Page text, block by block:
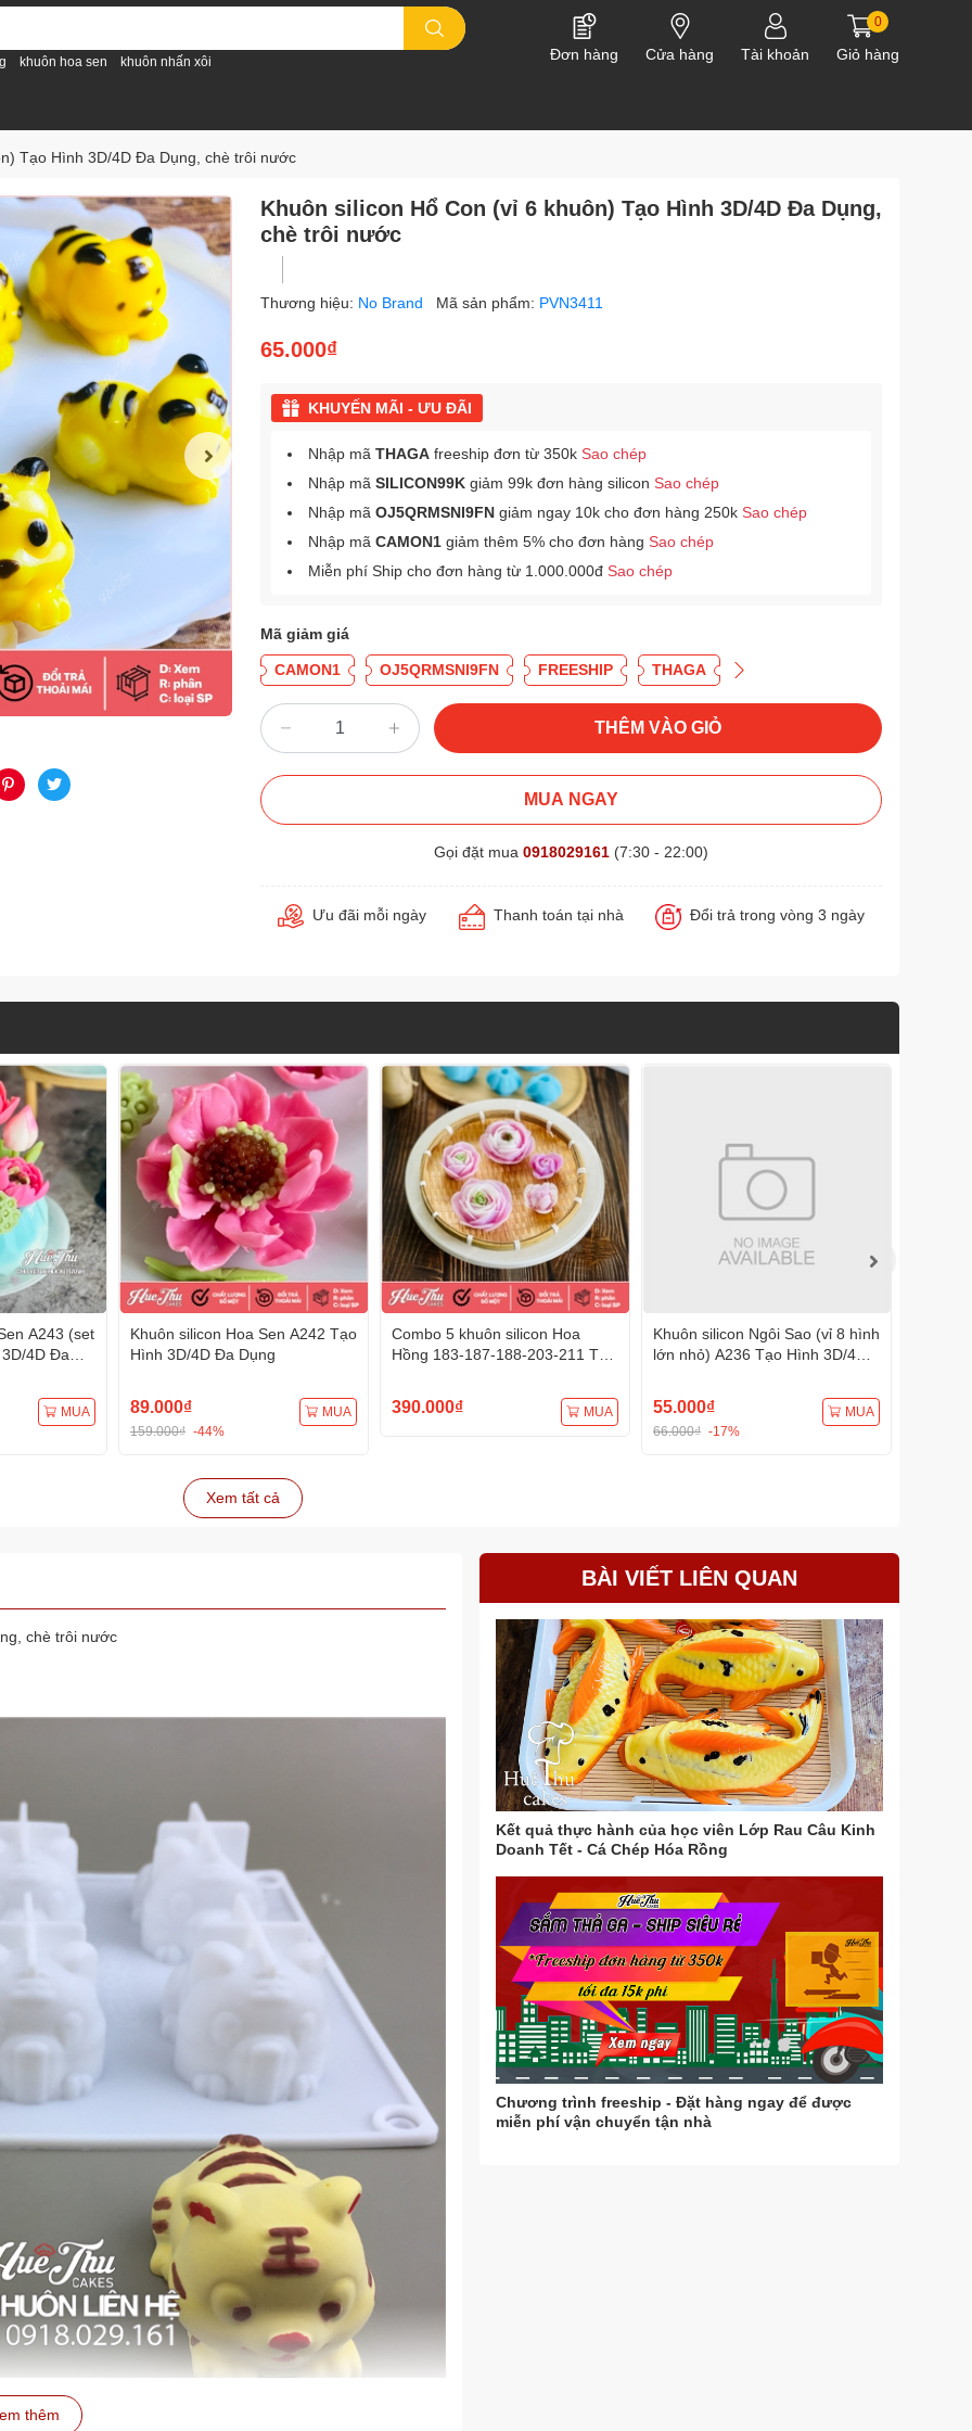
khuôn hoa sen khuôn nhấn xôi Đơn hàng Cửa hàng Tài khoản
0
Giỏ hàng
Tạo Hình 3D/4D Đa Dụng, chè trôi nước
Khuôn silicon Hổ Con (vỉ 6 khuôn) Tạo Hình 3D/4D Đa Dụng,
chè trôi nước
Thương hiệu: No Brand Mã sản phẩm: PVN3411
65.000₫
KHUYẾN MÃI - ƯU ĐÃI
Nhập mã THAGA freeship đơn từ 350k Sao chép
Nhập mã SILICON99K giảm 99k đơn hàng silicon Sao chép
Nhập mã OJ5QRMSNI9FN giảm ngay 10k cho đơn hàng 250k Sao chép
Nhập mã CAMON1 giảm thêm 5% cho đơn hàng Sao chép
Miễn phí Ship cho đơn hàng từ 1.000.000đ Sao chép
Mã giảm giá
CAMON1 OJ5QRMSNI9FN FREESHIP THAGA
THÊM VÀO GIỎ
MUA NGAY
Gọi đặt mua 0918029161 (7:30 - 22:00)
Ưu đãi mỗi ngày Thanh toán tại nhà Đổi trả trong vòng 3 ngày
A243 (set
4D Đa
MUA
Khuôn silicon Hoa Sen A242 Tạo
Hình 3D/4D Đa Dụng
89.000₫
159.000₫ -44%
MUA
Combo 5 khuôn silicon Hoa
Hồng 183-187-188-203-211 Tạo
390.000₫ MUA
Khuôn silicon Ngôi Sao (vỉ 8 hình
lớn nhỏ) A236 Tạo Hình 3D/4D
55.000₫
66.000₫ -17%
MUA
Xem tất cả
chè trôi nước
thêm
BÀI VIẾT LIÊN QUAN
Kết quả thực hành của học viên Lớp Rau Câu Kinh
Doanh Tết - Cá Chép Hóa Rồng
Chương trình freeship - Đặt hàng ngay để được
miễn phí vận chuyển tận nhà